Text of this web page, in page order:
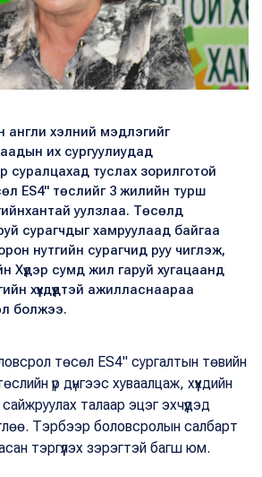
англи хэлний мэдлэгийг
их сургуулиудад
суралцахад туслах зорилготой
ES4" төслийг 3 жилийн турш
уулзлаа. Төсөлд
сурагчдыг хамруулаад байгаа
нутгийн сурагчид руу чиглэж,
Хүдэр сумд жил гаруй хугацаанд
хүүхдүүдтэй ажилласнаараа
болжээ.
төсөл ES4" сургалтын төвийн
үр дүнгээс хуваалцаж, хүүхдийн
талаар эцэг эхчүүдэд
Тэрбээр боловсролын салбарт
тэргүүлэх зэрэгтэй багш юм.